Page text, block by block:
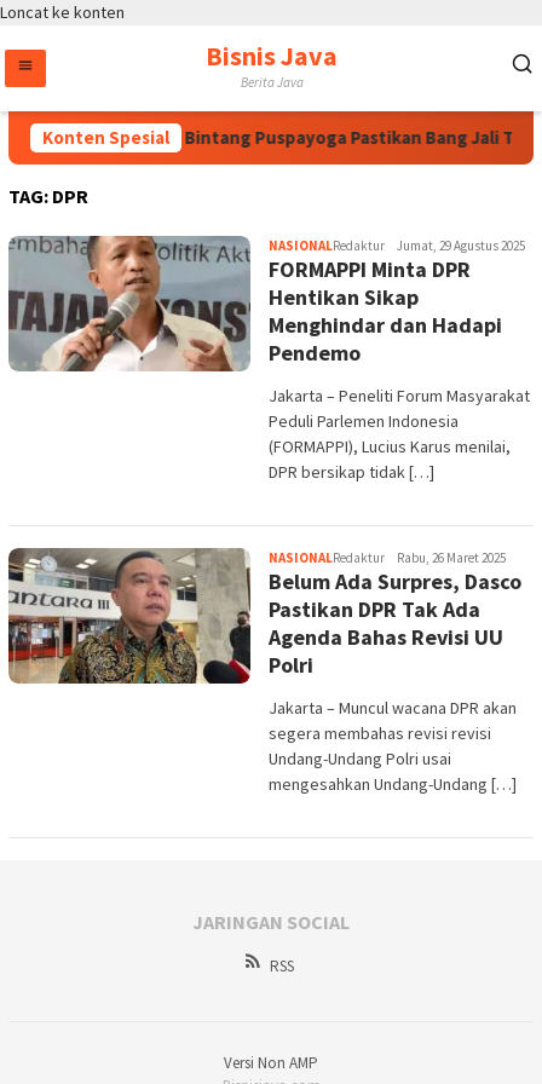
Loncat ke konten
Bisnis Java
Berita Java
Konten Spesial
Arahan Megawati, Bintang Puspayoga Pastikan Bang Jali
TAG: DPR
NASIONALRedaktur Jumat, 29 Agustus 2025
FORMAPPI Minta DPR
Hentikan Sikap
Menghindar dan Hadapi
Pendemo
Jakarta – Peneliti Forum Masyarakat
Peduli Parlemen Indonesia
(FORMAPPI), Lucius Karus menilai,
DPR bersikap tidak […]
NASIONALRedaktur Rabu, 26 Maret 2025
Belum Ada Surpres, Dasco
Pastikan DPR Tak Ada
Agenda Bahas Revisi UU
Polri
Jakarta – Muncul wacana DPR akan
segera membahas revisi revisi
Undang-Undang Polri usai
mengesahkan Undang-Undang […]
JARINGAN SOCIAL
RSS
Versi Non AMP